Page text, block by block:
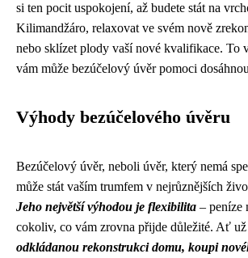
si ten pocit uspokojení, až budete stát na
Kilimandžáro, relaxovat ve svém nově
nebo sklízet plody vaší nové kvalifikace. To
vám může bezúčelový úvěr pomoci
Výhody bezúčelového úvěru
Bezúčelový úvěr, neboli úvěr, který nemá
může stát vaším trumfem v nejrůznějších
Jeho největší výhodou je flexibilita – peníze
cokoliv, co vám zrovna přijde důležité. Ať už
odkládanou rekonstrukci domu, koupi